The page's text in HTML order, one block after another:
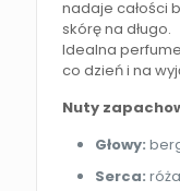
nadaje całości
skórę na długo.
Idealna
co dzień i na
Nuty
Głowy:
Serca: